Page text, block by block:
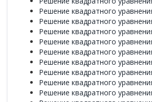
Решение квадратного
Решение квадратного
Решение квадратного
Решение квадратного
Решение квадратного
Решение квадратного
Решение квадратного
Решение квадратного
Решение квадратного